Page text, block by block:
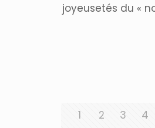
joyeusetés du «
1 2 3 4